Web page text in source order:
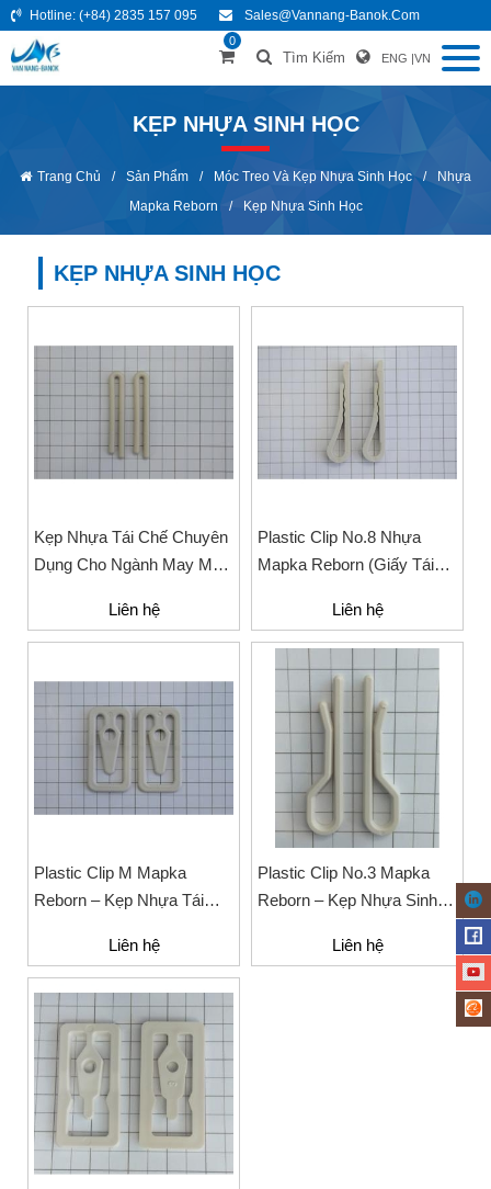
Hotline: (+84) 2835 157 095 Sales@vannang-Banok.com
0
Tìm Kiếm ENG |VN
KẸP NHỰA SINH HỌC
Trang Chủ / Sản Phẩm / Móc Treo Và Kẹp Nhựa Sinh Học /
Nhựa
Mapka Reborn
/ Kẹp Nhựa Sinh Học
KẸP NHỰA SINH HỌC
Kẹp Nhựa Tái Chế Chuyên
Dụng Cho Ngành May Mặc
Mapka Reborn
Liên hệ
Plastic Clip No.8 Nhựa
Mapka Reborn (Giấy Tái
Trưng Bày Và Cố Định Sản
Phẩm Thời Trang
Liên hệ
Plastic Clip M Mapka
Reborn – Kẹp Nhựa Tái
Liên hệ
Plastic Clip No.3 Mapka
Reborn – Kẹp Nhựa Sinh
Liên hệ